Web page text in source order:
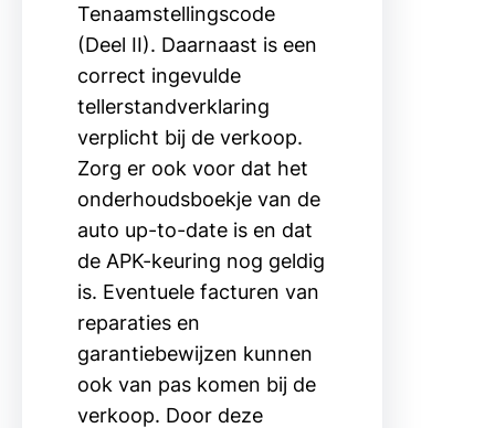
Tenaamstellingscode
(Deel II). Daarnaast is een
correct ingevulde
tellerstandverklaring
verplicht bij de verkoop.
Zorg er ook voor dat het
onderhoudsboekje van de
auto up-to-date is en dat
de APK-keuring nog geldig
is. Eventuele facturen van
reparaties en
garantiebewijzen kunnen
ook van pas komen bij de
verkoop. Door deze